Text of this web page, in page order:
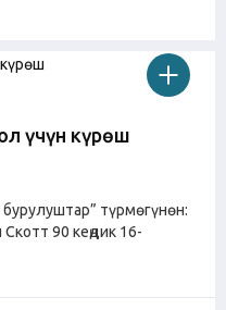
үчүн күрөш
түрмөгүнөн:
90 кеңдик 16-